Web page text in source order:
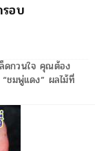
อบ
ดกวนใจ คุณต้อง
ชมพู่แดง” ผลไม้ที่